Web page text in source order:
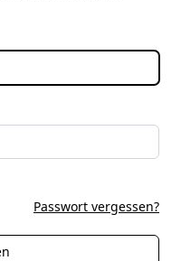
Passwort vergessen?